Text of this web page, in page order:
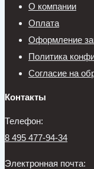
О компании
Оплата
Оформление
Политика
Согласие на
Контакты
Телефон:
8 495 477-94-34
Электронная почта: